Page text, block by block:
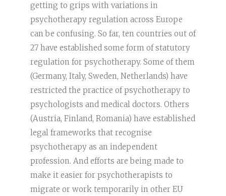
getting to grips with variations in
psychotherapy regulation across Europe
can be confusing. So far, ten countries out of
27 have established some form of statutory
regulation for psychotherapy. Some of them
(Germany, Italy, Sweden, Netherlands) have
restricted the practice of psychotherapy to
psychologists and medical doctors. Others
(Austria, Finland, Romania) have established
legal frameworks that recognise
psychotherapy as an independent
profession. And efforts are being made to
make it easier for psychotherapists to
migrate or work temporarily in other EU